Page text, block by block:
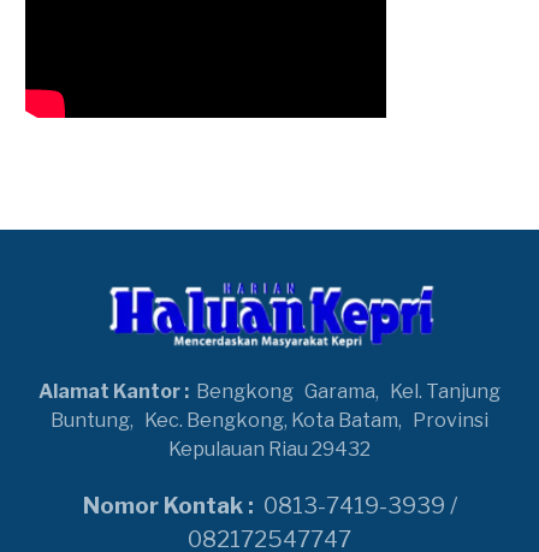
Alamat Kantor : Bengkong Garama,
Kel. Tanjung
Buntung,
Kec. Bengkong, Kota Batam,
Provinsi
Kepulauan Riau 29432
Nomor Kontak : 0813-7419-3939 /
082172547747